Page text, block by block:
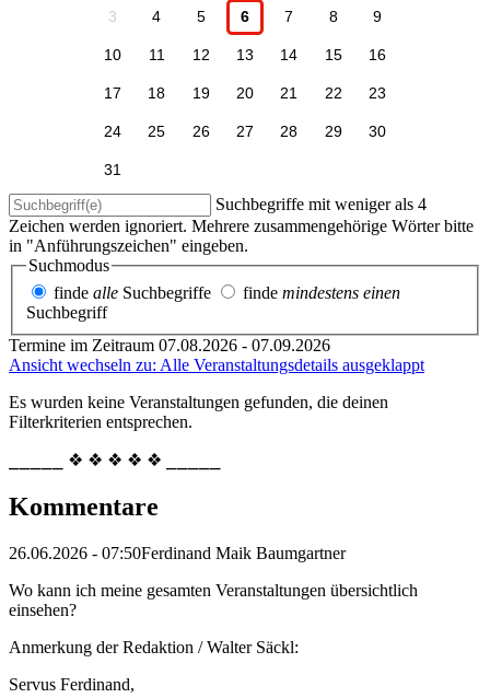
3 4 5 6 7 8 9
10 11 12 13 14 15 16
17 18 19 20 21 22 23
24 25 26 27 28 29 30
31
Suchbegriffe mit weniger als 4
Zeichen werden ignoriert. Mehrere zusammengehörige Wörter bitte
in "Anführungszeichen" eingeben.
Suchmodus
finde alle Suchbegriffe finde mindestens einen
Suchbegriff
Termine im Zeitraum 07.08.2026 - 07.09.2026
Ansicht wechseln zu: Alle Veranstaltungsdetails ausgeklappt
Es wurden keine Veranstaltungen gefunden, die deinen
Filterkriterien entsprechen.
⎯⎯⎯⎯⎯ ❖ ❖ ❖ ❖ ❖ ⎯⎯⎯⎯⎯
Kommentare
26.06.2026 - 07:50Ferdinand Maik Baumgartner
Wo kann ich meine gesamten Veranstaltungen übersichtlich
einsehen?
Anmerkung der Redaktion /Walter Säckl:
Servus Ferdinand,